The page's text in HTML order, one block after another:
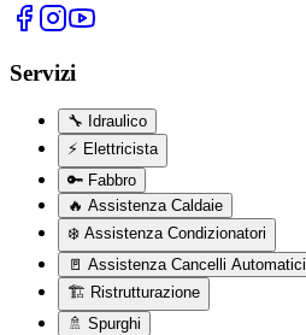
Servizi
🔧 Idraulico
⚡ Elettricista
🔑 Fabbro
🔥 Assistenza Caldaie
❄️ Assistenza Condizionatori
🚪 Assistenza Cancelli Automatici
🏗️ Ristrutturazione
🚿 Spurghi